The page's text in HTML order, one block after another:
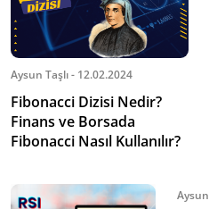
Aysun Taşlı - 12.02.2024
Fibonacci Dizisi Nedir?
Finans ve Borsada
Fibonacci Nasıl Kullanılır?